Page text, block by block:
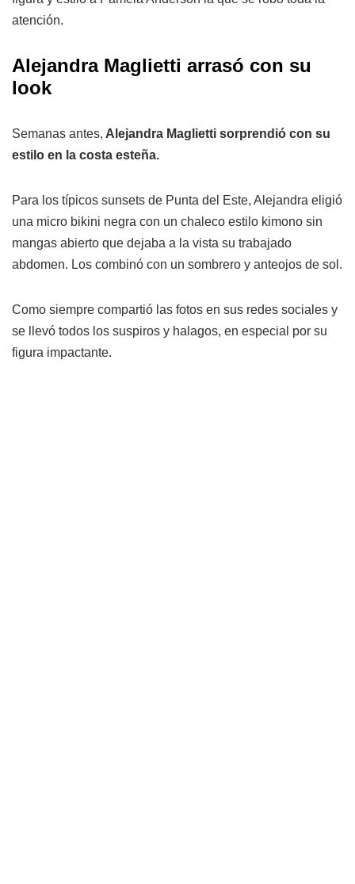
atención.
Alejandra Maglietti arrasó con su
look
Semanas antes, Alejandra Maglietti sorprendió con su
estilo en la costa esteña.
Para los típicos sunsets de Punta del Este, Alejandra eligió
una micro bikini negra con un chaleco estilo kimono sin
mangas abierto que dejaba a la vista su trabajado
abdomen. Los combinó con un sombrero y anteojos de sol.
Como siempre compartió las fotos en sus redes sociales y
se llevó todos los suspiros y halagos, en especial por su
figura impactante.